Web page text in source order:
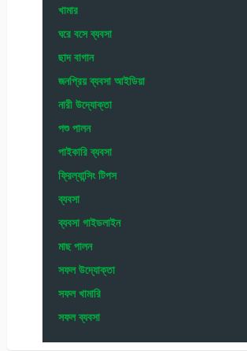
খামার
ঘরে বসে ব্যবসা
ছাদ বাগান
জনপ্রিয় ব্যবসা আইডিয়া
নারী উদ্যোক্তা
পশু পালন
পাইকারি ব্যবসা
ফ্রিল্যান্সিং টিপস
ব্যবসা
ব্যবসা গাইডলাইন
মাছ পালন
সফল উদ্যোক্তা
সফল খামারি
সফল ব্যবসা